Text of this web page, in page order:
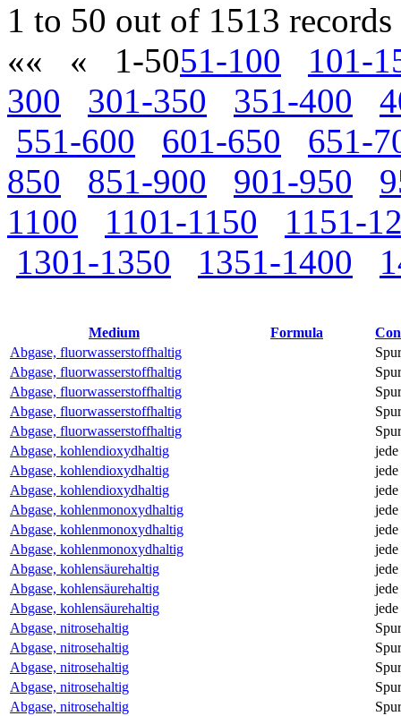
1 to 50 out of 1513 records
««
« 1-5051-100
101-
300
301-350 351-400
551-600
601-650
651-
850
851-900 901-950
1100
1101-1150
1151-
1301-1350
1351-1400
Medium Formula
Abgase, fluorwasserstoffhaltig
Abgase, fluorwasserstoffhaltig
Abgase, fluorwasserstoffhaltig
Abgase, fluorwasserstoffhaltig
Abgase, fluorwasserstoffhaltig
Abgase, kohlendioxydhaltig
jede
Abgase, kohlendioxydhaltig
jede
Abgase, kohlendioxydhaltig
jede
Abgase, kohlenmonoxydhaltig
jede
Abgase, kohlenmonoxydhaltig
jede
Abgase, kohlenmonoxydhaltig
jede
Abgase, kohlensäurehaltig
jede
Abgase, kohlensäurehaltig
jede
Abgase, kohlensäurehaltig
jede
Abgase, nitrosehaltig
Abgase, nitrosehaltig
Abgase, nitrosehaltig
Abgase, nitrosehaltig
Abgase, nitrosehaltig